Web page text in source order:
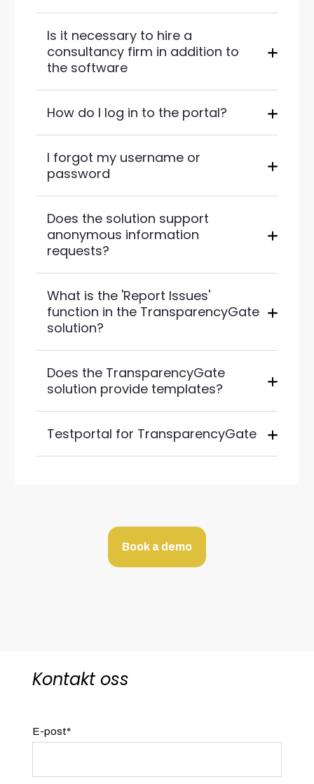
Is it necessary to hire a
consultancy firm in addition to
the software
How do I log in to the portal?
I forgot my username or
password
Does the solution support
anonymous information
requests?
What is the 'Report Issues'
function in the TransparencyGate
solution?
Does the TransparencyGate
solution provide templates?
Testportal for TransparencyGate
Book a demo
Kontakt oss
E-post*